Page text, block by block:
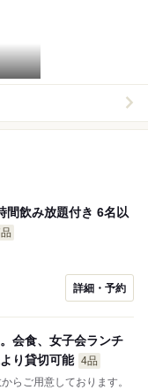
間飲み放題付き 6名以
詳細・予約
会食、女子会ランチ
り貸切可能 4品
らご用意しております。